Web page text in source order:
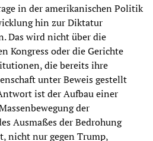
in der amerikanischen Politik
hin zur Diktatur
Das wird nicht über die
Kongress oder die Gerichte
die bereits ihre
unter Beweis gestellt
ist der Aufbau einer
der
Ausmaßes der Bedrohung
nicht nur gegen Trump,